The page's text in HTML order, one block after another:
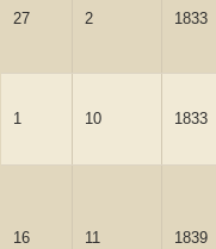
27 2 1833
1 10 1833
16 11 1839